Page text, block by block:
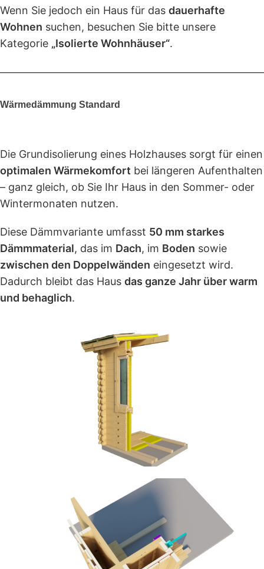
Wenn Sie jedoch ein Haus für das dauerhafte
Wohnen suchen, besuchen Sie bitte unsere
Kategorie „Isolierte Wohnhäuser“.
Wärmedämmung Standard
Die Grundisolierung eines Holzhauses sorgt für einen
optimalen Wärmekomfort bei längeren Aufenthalten
– ganz gleich, ob Sie Ihr Haus in den Sommer- oder
Wintermonaten nutzen.
Diese Dämmvariante umfasst 50 mm starkes
Dämmmaterial, das im Dach, im Boden sowie
zwischen den Doppelwänden eingesetzt wird.
Dadurch bleibt das Haus das ganze Jahr über warm
und behaglich.